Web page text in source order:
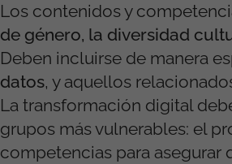
Los contenidos y
de género, la diversidad
Deben incluirse de manera
datos, y aquellos
La transformación digital
grupos más vulnerables: el
competencias para asegurar